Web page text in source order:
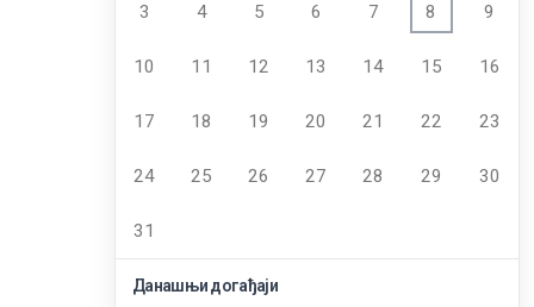
3 4 5 6 7 8 9
10 11 12 13 14 15 16
17 18 19 20 21 22 23
24 25 26 27 28 29 30
31
Данашњи догађаји